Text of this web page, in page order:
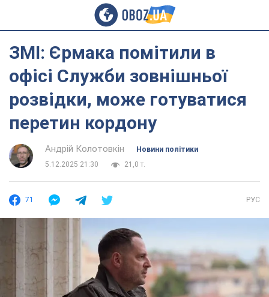
ЗМІ: Єрмака помітили в
офісі Служби зовнішньої
розвідки, може готуватися
перетин кордону
Андрій Колотовкін
Новини політики
5.12.2025 21:30
21,0 т.
71 РУС